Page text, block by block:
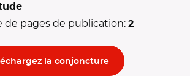
de pages de publication: 2
la conjoncture(nouvelle fenêtre)